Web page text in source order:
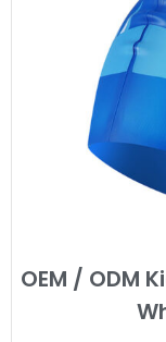
OEM / ODM